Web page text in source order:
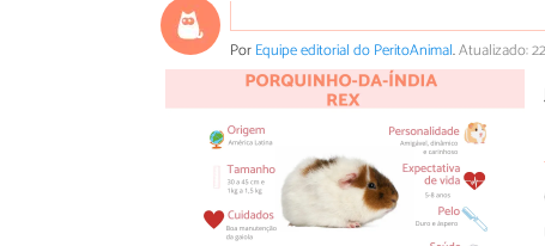
PorEquipe editorial do PeritoAnimal.Atualizado: